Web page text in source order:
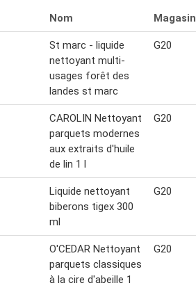
Nom Magasin
St marc - liquide
nettoyant multi-
usages forêt des
landes st marc
G20
CAROLIN Nettoyant
parquets modernes
aux extraits d'huile
de lin 1 l
G20
Liquide nettoyant
biberons tigex 300
ml
G20
O'CEDAR Nettoyant
parquets classiques
à la cire d'abeille 1
G20